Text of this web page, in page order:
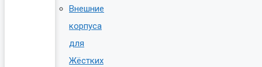
Внешние
корпуса
для
Жёстких